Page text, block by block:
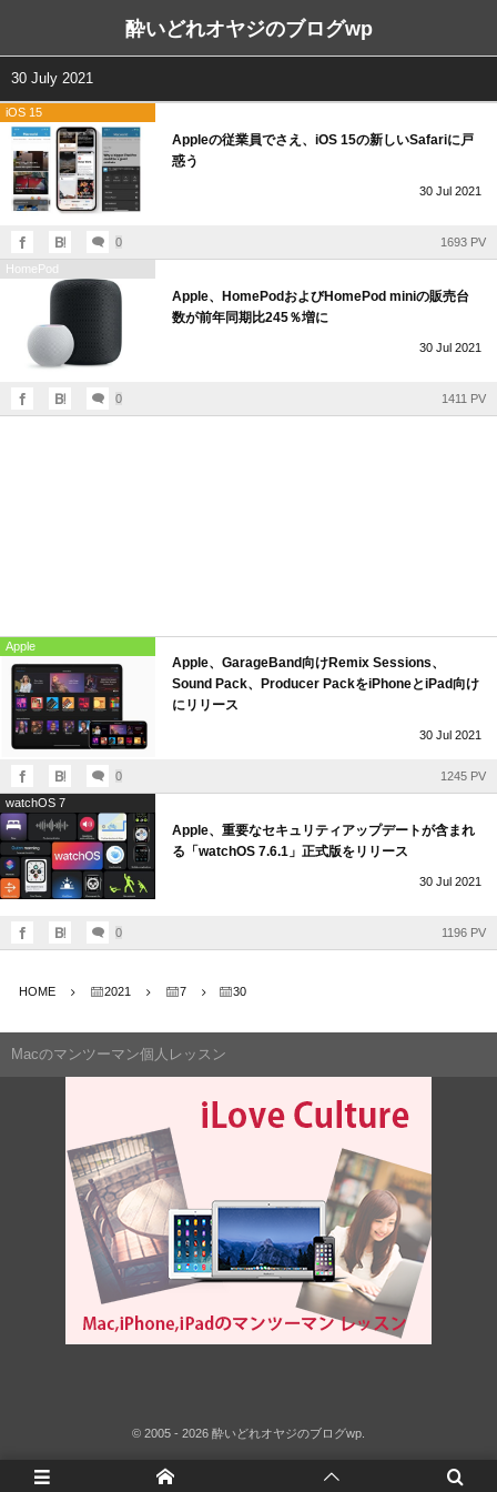
酔いどれオヤジのブログwp
30 July 2021
iOS 15
Appleの従業員でさえ、iOS 15の新しいSafariに戸
惑う
30 Jul 2021
0
1693 PV
HomePod
Apple、HomePodおよびHomePod miniの販売台
数が前年同期比245％増に
30 Jul 2021
0 1411 PV
Apple
Apple、GarageBand向けRemix Sessions、
Sound Pack、Producer PackをiPhoneとiPad向け
にリリース
30 Jul 2021
0
1245 PV
watchOS 7
Apple、重要なセキュリティアップデートが含まれ
る「watchOS 7.6.1」正式版をリリース
30 Jul 2021
0 1196 PV
HOME 2021 7 30
Macのマンツーマン個人レッスン
© 2005 - 2026 酔いどれオヤジのブログwp